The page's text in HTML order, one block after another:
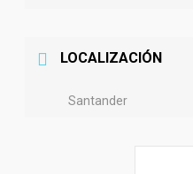
LOCALIZACIÓN
Santander